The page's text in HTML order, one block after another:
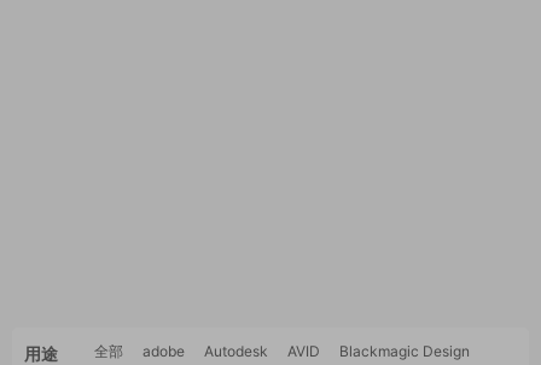
用途 全部 adobe Autodesk AVID
Blackmagic Design